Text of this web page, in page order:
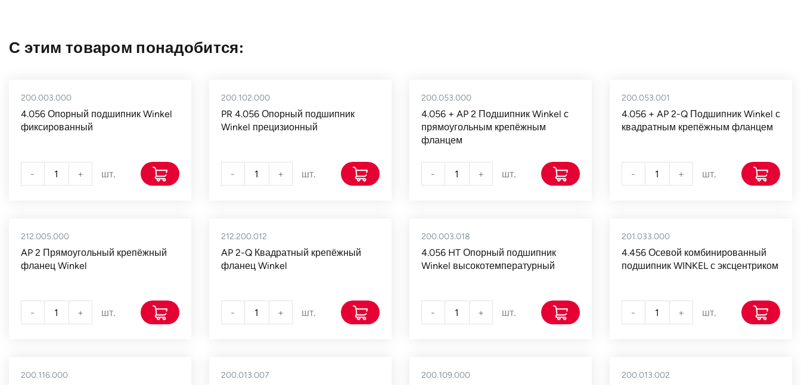
С этим товаром понадобится:
200.003.000
4.056 Опорный подшипник Winkel
фиксированный
- + шт.
200.102.000
PR 4.056 Опорный подшипник
Winkel прецизионный
- + шт.
200.053.000
4.056 + AP 2 Подшипник Winkel с
прямоугольным крепёжным
фланцем
- + шт.
200.053.001
4.056 + AP 2-Q Подшипник Winkel с
квадратным крепёжным фланцем
- + шт.
212.005.000
AP 2 Прямоугольный крепёжный
фланец Winkel
- + шт.
212.200.012
AP 2-Q Квадратный крепёжный
фланец Winkel
- + шт.
200.003.018
4.056 HT Опорный подшипник
Winkel высокотемпературный
- + шт.
201.033.000
4.456 Осевой комбинированный
подшипник WINKEL с эксцентриком
- + шт.
200.116.000 200.013.007 200.109.000 200.013.002